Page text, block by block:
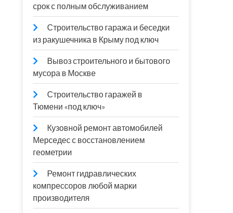
срок с полным обслуживанием
Строительство гаража и беседки
из ракушечника в Крыму под ключ
Вывоз строительного и бытового
мусора в Москве
Строительство гаражей в
Тюмени «под ключ»
Кузовной ремонт автомобилей
Мерседес с восстановлением
геометрии
Ремонт гидравлических
компрессоров любой марки
производителя